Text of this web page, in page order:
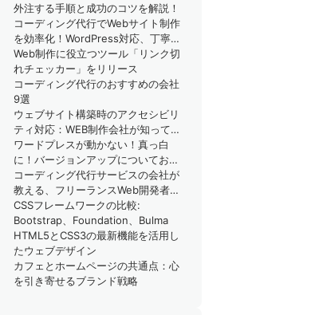
外注する手順と成功のコツを解説！
コーディング代行でWebサイト制作
を効率化！WordPress対応、丁寧な
サポートで安心
Web制作に役立つツール「リンク切
れチェッカー」をリリース
コーディング代行のおすすめの会社
9選
ウェブサイト構築時のアクセシビリ
ティ対応：WEB制作会社が知ってお
くべきこと
ワードプレスが動かない！真っ白
に！バージョンアップについてお困
りではありませんか？
コーディング代行サービスの会社が
教える、フリーランスWeb開発者が
知るべきSEO対策のポイント
CSSフレームワークの比較:
Bootstrap、Foundation、Bulma
HTML5とCSS3の最新機能を活用し
たウェブデザイン
カフェとホームページの共通点：心
を引き寄せるブランド戦略